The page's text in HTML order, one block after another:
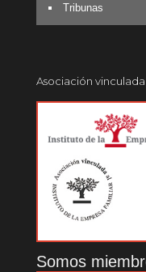
Tribunas
Asociación vinculada
Somos